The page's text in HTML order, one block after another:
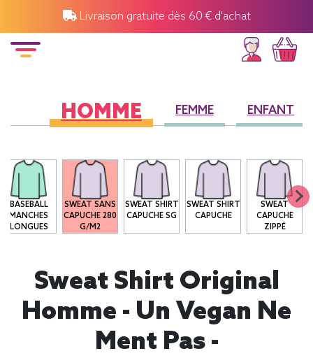
Livraison gratuite dès 60 € d'achat
HOMME FEMME ENFANT
BASEBALL
MANCHES
LONGUES
SWEAT SANS
CAPUCHE 280
G/M2
SWEAT SHIRT
CAPUCHE SG
SWEAT SHIRT
CAPUCHE
SWEAT
CAPUCHE
ZIPPÉ
Sweat Shirt Original
Homme - Un Vegan Ne
Ment Pas -